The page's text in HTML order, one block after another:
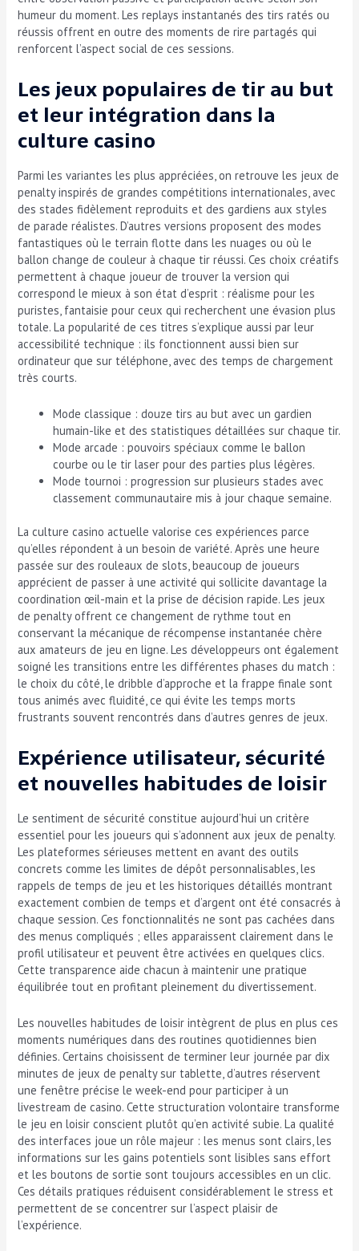
humeur du moment. Les replays instantanés des tirs ratés ou
réussis offrent en outre des moments de rire partagés qui
renforcent l’aspect social de ces sessions.
Les jeux populaires de tir au but
et leur intégration dans la
culture casino
Parmi les variantes les plus appréciées, on retrouve les jeux de
penalty inspirés de grandes compétitions internationales, avec
des stades fidèlement reproduits et des gardiens aux styles
de parade réalistes. D’autres versions proposent des modes
fantastiques où le terrain flotte dans les nuages ou où le
ballon change de couleur à chaque tir réussi. Ces choix créatifs
permettent à chaque joueur de trouver la version qui
correspond le mieux à son état d’esprit : réalisme pour les
puristes, fantaisie pour ceux qui recherchent une évasion plus
totale. La popularité de ces titres s’explique aussi par leur
accessibilité technique : ils fonctionnent aussi bien sur
ordinateur que sur téléphone, avec des temps de chargement
très courts.
Mode classique : douze tirs au but avec un gardien
humain-like et des statistiques détaillées sur chaque tir.
Mode arcade : pouvoirs spéciaux comme le ballon
courbe ou le tir laser pour des parties plus légères.
Mode tournoi : progression sur plusieurs stades avec
classement communautaire mis à jour chaque semaine.
La culture casino actuelle valorise ces expériences parce
qu’elles répondent à un besoin de variété. Après une heure
passée sur des rouleaux de slots, beaucoup de joueurs
apprécient de passer à une activité qui sollicite davantage la
coordination œil-main et la prise de décision rapide. Les jeux
de penalty offrent ce changement de rythme tout en
conservant la mécanique de récompense instantanée chère
aux amateurs de jeu en ligne. Les développeurs ont également
soigné les transitions entre les différentes phases du match :
le choix du côté, le dribble d’approche et la frappe finale sont
tous animés avec fluidité, ce qui évite les temps morts
frustrants souvent rencontrés dans d’autres genres de jeux.
Expérience utilisateur, sécurité
et nouvelles habitudes de loisir
Le sentiment de sécurité constitue aujourd’hui un critère
essentiel pour les joueurs qui s’adonnent aux jeux de penalty.
Les plateformes sérieuses mettent en avant des outils
concrets comme les limites de dépôt personnalisables, les
rappels de temps de jeu et les historiques détaillés montrant
exactement combien de temps et d’argent ont été consacrés à
chaque session. Ces fonctionnalités ne sont pas cachées dans
des menus compliqués ; elles apparaissent clairement dans le
profil utilisateur et peuvent être activées en quelques clics.
Cette transparence aide chacun à maintenir une pratique
équilibrée tout en profitant pleinement du divertissement.
Les nouvelles habitudes de loisir intègrent de plus en plus ces
moments numériques dans des routines quotidiennes bien
définies. Certains choisissent de terminer leur journée par dix
minutes de jeux de penalty sur tablette, d’autres réservent
une fenêtre précise le week-end pour participer à un
livestream de casino. Cette structuration volontaire transforme
le jeu en loisir conscient plutôt qu’en activité subie. La qualité
des interfaces joue un rôle majeur : les menus sont clairs, les
informations sur les gains potentiels sont lisibles sans effort
et les boutons de sortie sont toujours accessibles en un clic.
Ces détails pratiques réduisent considérablement le stress et
permettent de se concentrer sur l’aspect plaisir de
l’expérience.